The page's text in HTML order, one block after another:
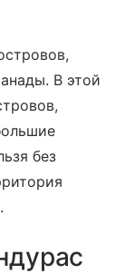
В этой
без